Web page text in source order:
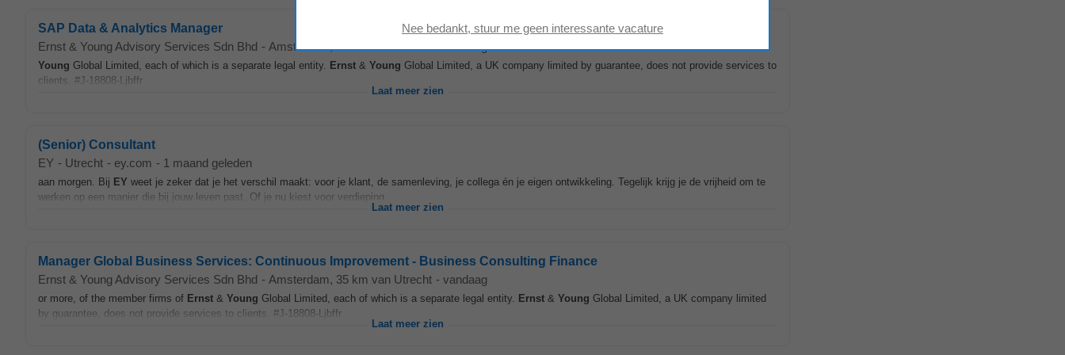
SAP Data & Analytics Manager
Ernst & Young Advisory Services Sdn Bhd - Amsterdam, 35 km van Utrecht - vandaag
Young Global Limited, each of which is a separate legal entity. Ernst & Young Global Limited, a UK company limited by guarantee, does not provide services to
clients. #J-18808-Ljbffr
Laat meer zien
(Senior) Consultant
EY - Utrecht - ey.com - 1 maand geleden
aan morgen. Bij EY weet je zeker dat je het verschil maakt: voor je klant, de samenleving, je collega én je eigen ontwikkeling. Tegelijk krijg je de vrijheid om te
werken op een manier die bij jouw leven past. Of je nu kiest voor verdieping...
Laat meer zien
Manager Global Business Services: Continuous Improvement - Business Consulting Finance
Ernst & Young Advisory Services Sdn Bhd - Amsterdam, 35 km van Utrecht - vandaag
or more, of the member firms of Ernst & Young Global Limited, each of which is a separate legal entity. Ernst & Young Global Limited, a UK company limited
by guarantee, does not provide services to clients. #J-18808-Ljbffr
Laat meer zien